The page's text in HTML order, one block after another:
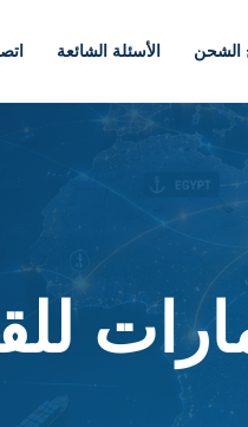
الشحن الأسئلة الشائعة